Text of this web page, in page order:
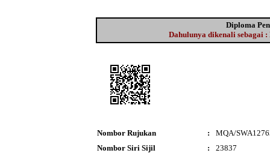
Diploma
Dahulunya dikenali sebagai
Nombor Rujukan :
MQA/
Nombor Siri Sijil
:
23837